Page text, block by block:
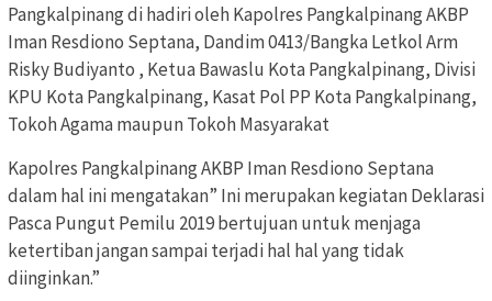
Pangkalpinang di hadiri oleh Kapolres Pangkalpinang AKBP
Iman Resdiono Septana, Dandim 0413/Bangka Letkol Arm
Risky Budiyanto , Ketua Bawaslu Kota Pangkalpinang, Divisi
KPU Kota Pangkalpinang, Kasat Pol PP Kota Pangkalpinang,
Tokoh Agama maupun Tokoh Masyarakat
Kapolres Pangkalpinang AKBP Iman Resdiono Septana
dalam hal ini mengatakan” Ini merupakan kegiatan Deklarasi
Pasca Pungut Pemilu 2019 bertujuan untuk menjaga
ketertiban jangan sampai terjadi hal hal yang tidak
diinginkan.”